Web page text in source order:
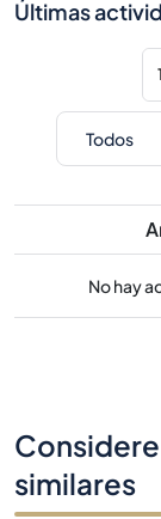
Últimas
No hay
similares